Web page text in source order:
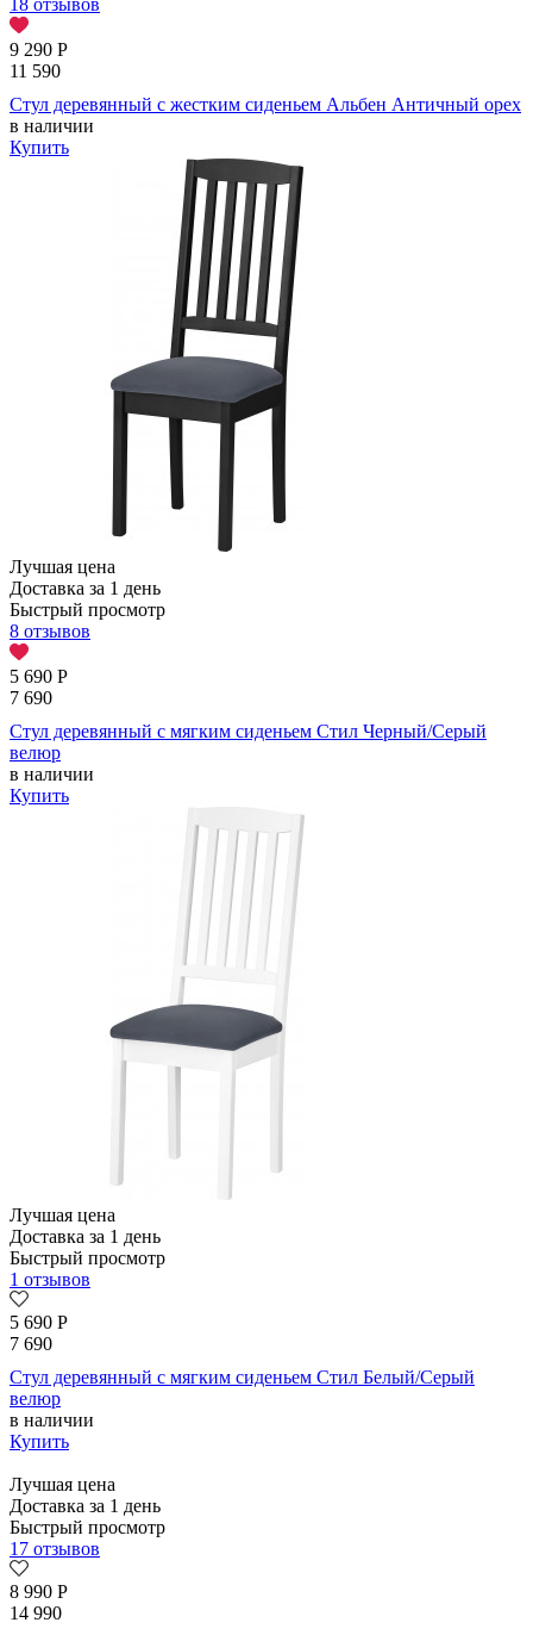
18 отзывов
9 290 Р
11 590
Стул деревянный с жестким сиденьем Альбен Античный орех
в наличии
Купить
Лучшая цена
Доставка за 1 день
Быстрый просмотр
8 отзывов
5 690 Р
7 690
Стул деревянный с мягким сиденьем Стил Черный/Серый
велюр
в наличии
Купить
Лучшая цена
Доставка за 1 день
Быстрый просмотр
1 отзывов
5 690 Р
7 690
Стул деревянный с мягким сиденьем Стил Белый/Серый
велюр
в наличии
Купить
Лучшая цена
Доставка за 1 день
Быстрый просмотр
17 отзывов
8 990 Р
14 990